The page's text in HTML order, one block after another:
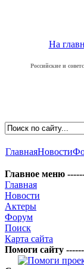
На
Российские и
ГлавнаяНовости
Главное меню
Главная
Новости
Актеры
Форум
Поиск
Карта сайта
Помоги сайту